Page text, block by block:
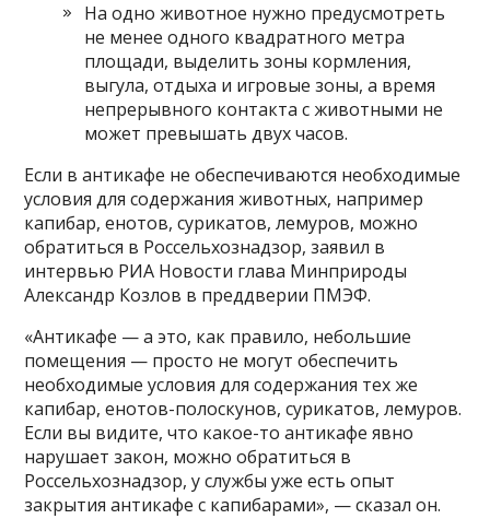
На одно животное нужно предусмотреть
не менее одного квадратного метра
площади, выделить зоны кормления,
выгула, отдыха и игровые зоны, а время
непрерывного контакта с животными не
может превышать двух часов.
Если в антикафе не обеспечиваются необходимые
условия для содержания животных, например
капибар, енотов, сурикатов, лемуров, можно
обратиться в Россельхознадзор, заявил в
интервью РИА Новости глава Минприроды
Александр Козлов в преддверии ПМЭФ.
«Антикафе — а это, как правило, небольшие
помещения — просто не могут обеспечить
необходимые условия для содержания тех же
капибар, енотов-полоскунов, сурикатов, лемуров.
Если вы видите, что какое-то антикафе явно
нарушает закон, можно обратиться в
Россельхознадзор, у службы уже есть опыт
закрытия антикафе с капибарами», — сказал он.